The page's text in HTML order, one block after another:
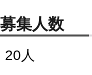
募集人数
20人